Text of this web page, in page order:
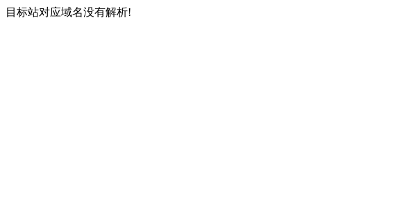
目标站对应域名没有解析!